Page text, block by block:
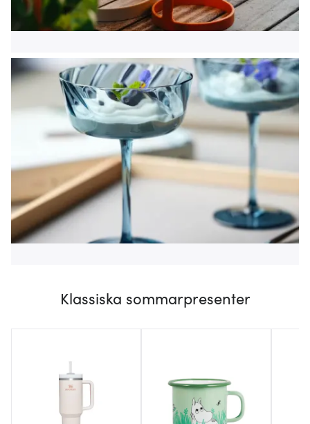
Klassiska sommarpresenter